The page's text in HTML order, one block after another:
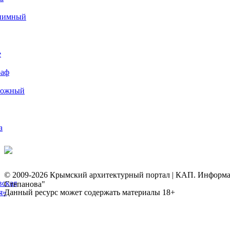
© 2009-2026 Крымский архитектурный портал | КАП.
Степанова"
Данный ресурс может содержать материалы 18+